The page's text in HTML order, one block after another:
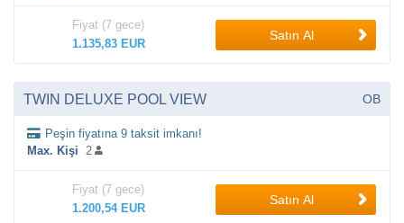
Fiyat (7 gece)
1.135,83 EUR
Satın Al
TWIN DELUXE POOL VIEW OB
Peşin fiyatına 9 taksit imkanı!
Max. Kişi 2
Fiyat (7 gece)
1.200,54 EUR
Satın Al